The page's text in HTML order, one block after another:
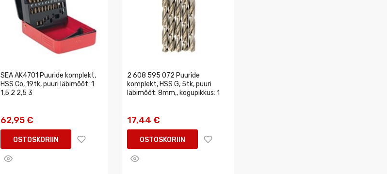
SEA AK4701 Puuride komplekt,
HSS Co, 19tk, puuri läbimõõt: 1
1,5 2 2,5 3
62,95 €
OSTOSKORIIN
2 608 595 072 Puuride
komplekt, HSS G, 5tk, puuri
läbimõõt: 8mm,, kogupikkus: 1
17,44 €
OSTOSKORIIN